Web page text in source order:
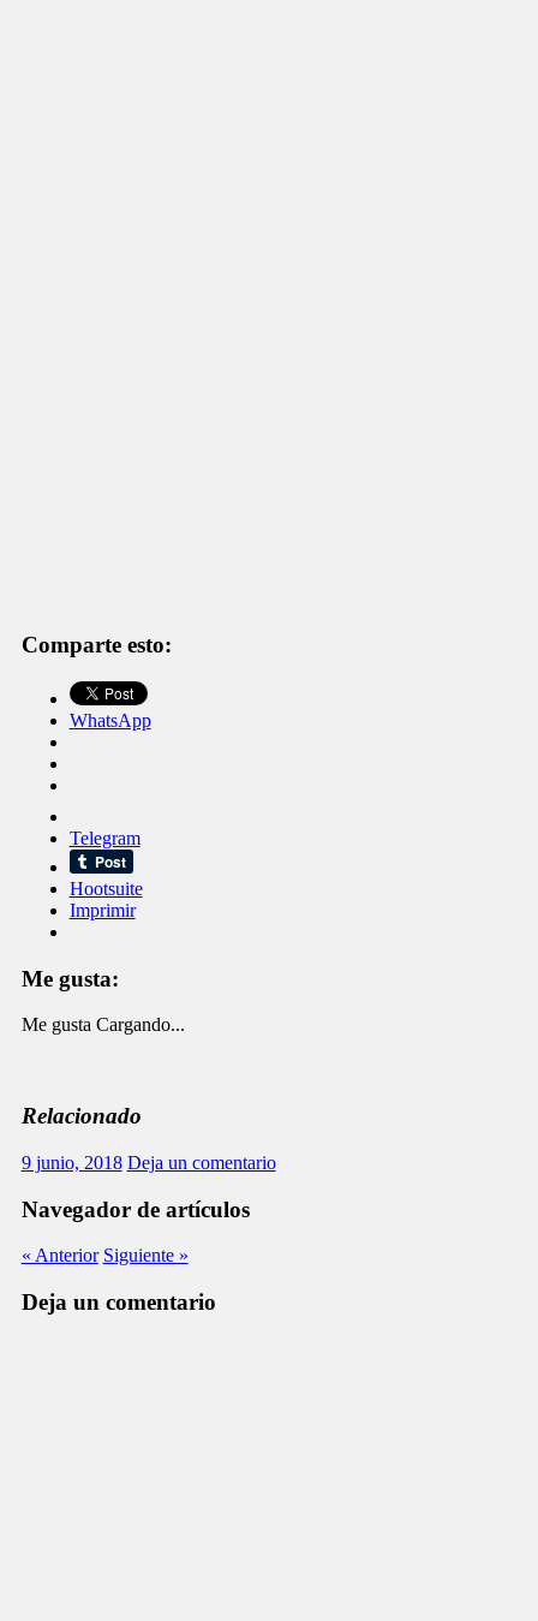
Comparte esto:
WhatsApp
Telegram
Hootsuite
Imprimir
Me gusta:
Me gusta Cargando...
Relacionado
9 junio, 2018 Deja un comentario
Navegador de artículos
« Anterior Siguiente »
Deja un comentario